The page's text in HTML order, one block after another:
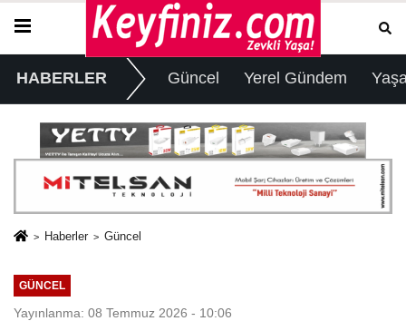
HABERLER Güncel Yerel Gündem
Haberler Güncel
GÜNCEL
Yayınlanma: 08 Temmuz 2026 - 10:06